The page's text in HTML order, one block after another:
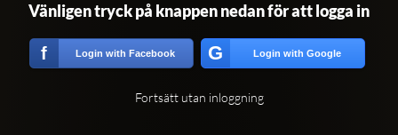
Vänligen tryck på knappen nedan för att logga in
f Login with Facebook G Login with Google
Fortsätt utan inloggning